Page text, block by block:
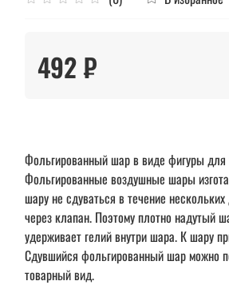
492 ₽
Фольгированный шар в виде фигуры для
Фольгированные воздушные шары
шару не сдуваться в течение
через клапан. Поэтому плотно надутый
удерживает гелий внутри шара. К шару
Сдувшийся фольгированный шар можно
товарный вид.